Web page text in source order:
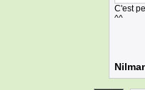
C'est
^^